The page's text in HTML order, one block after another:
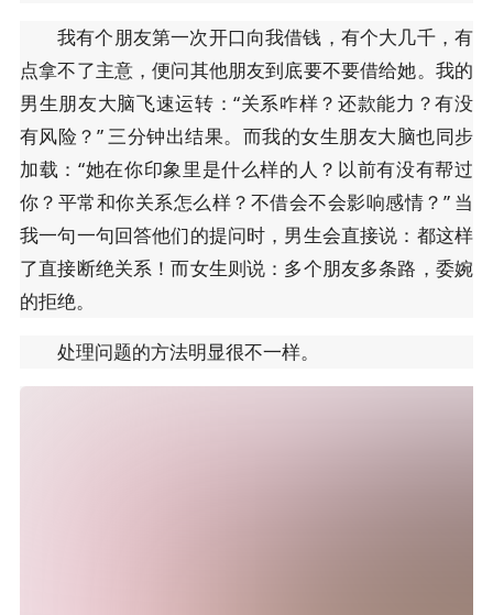
我有个朋友第一次开口向我借钱，有个大几千，有
点拿不了主意，便问其他朋友到底要不要借给她。我的
男生朋友大脑飞速运转：“关系咋样？还款能力？有没
有风险？” 三分钟出结果。而我的女生朋友大脑也同步
加载：“她在你印象里是什么样的人？以前有没有帮过
你？平常和你关系怎么样？不借会不会影响感情？” 当
我一句一句回答他们的提问时，男生会直接说：都这样
了直接断绝关系！而女生则说：多个朋友多条路，委婉
的拒绝。
处理问题的方法明显很不一样。